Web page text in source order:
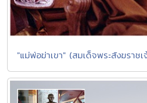
"แม่พ่อฆ่าเขา" (สมเด็จพระสังฆราชเ